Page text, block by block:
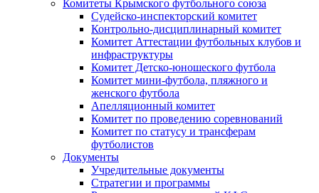
Комитеты Крымского футбольного союза
Судейско-инспекторский комитет
Контрольно-дисциплинарный комитет
Комитет Аттестации футбольных клубов и
инфраструктуры
Комитет Детско-юношеского футбола
Комитет мини-футбола, пляжного и
женского футбола
Апелляционный комитет
Комитет по проведению соревнований
Комитет по статусу и трансферам
футболистов
Документы
Учредительные документы
Стратегии и программы